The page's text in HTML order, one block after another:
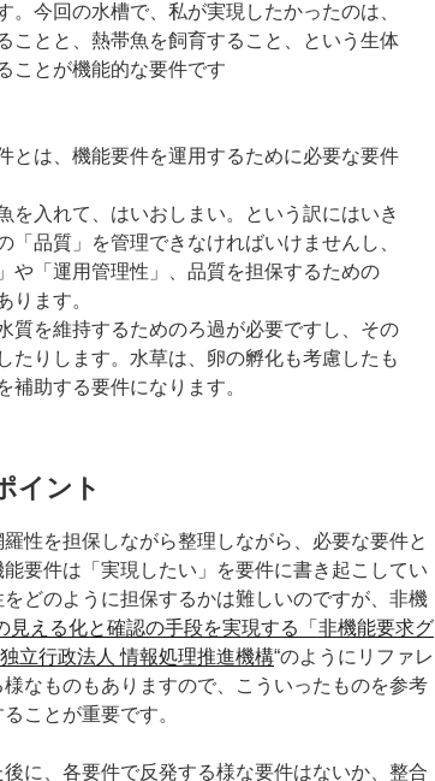
。今回の水槽で、私が実現したかったのは、
ことと、熱帯魚を飼育すること、という生体
ことが機能的な要件です
とは、機能要件を運用するために必要な要件
を入れて、はいおしまい。という訳にはいき
「品質」を管理できなければいけませんし、
や「運用管理性」、品質を担保するための
ります。
質を維持するためのろ過が必要ですし、その
たりします。水草は、卵の孵化も考慮したも
補助する要件になります。
イント
性を担保しながら整理しながら、必要な要件と
要件は「実現したい」を要件に書き起こしてい
をどのように担保するかは難しいのですが、非機
見える化と確認の手段を実現する「非機能要求グ
立行政法人 情報処理推進機構“のようにリファレ
なものもありますので、こういったものを参考
ことが重要です。
に、各要件で反発する様な要件はないか、整合